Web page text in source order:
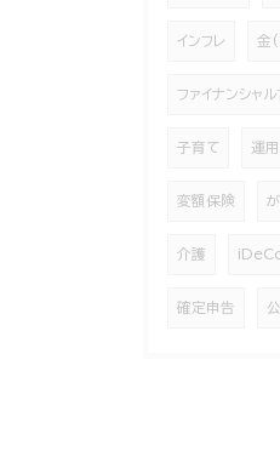
インフレ 金(
ファイナンシャ
子育て 運用
変額保険
介護
確定申告